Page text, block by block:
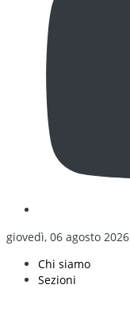
giovedì, 06 agosto 2026
Chi siamo
Sezioni